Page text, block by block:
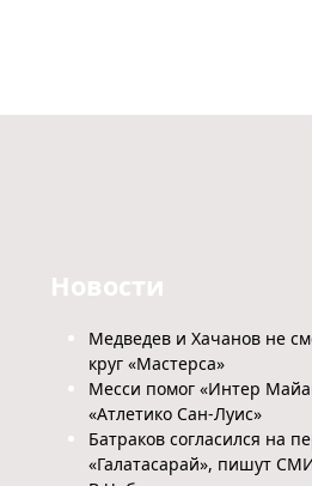
Новости
Медведев и Хачанов не
круг «Мастерса»
Месси помог «Интер
«Атлетико Сан-Луис»
Батраков согласился на
«Галатасарай», пишут